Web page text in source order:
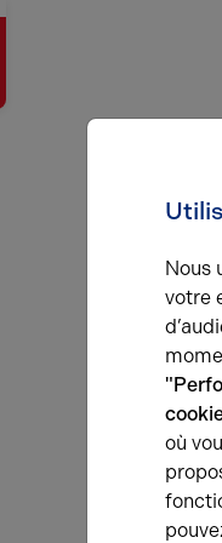
Nous
votre
où